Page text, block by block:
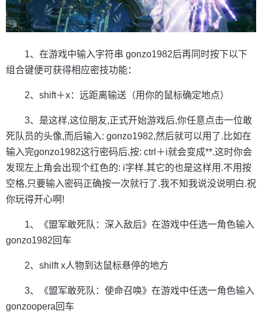
1、在游戏中输入字符串 gonzo1982后再同时按下以下
组合键便可获得相应密技功能：
2、shift＋x：远距离输送（用你的鼠标确定地点）
3、是这样,这位朋友,正式开始游戏后,你任意点击一位敢
死队员的头像,而后输入: gonzo1982,然后就可以用了.比如在
输入完gonzo1982这行密码后,按: ctrl＋i就会变成**.这时你会
发现左上角会出现个红色的: i字样.其它的也是这样用.不用按
空格,只要输入密码正确按一次就行了.我不知我说没说明白.祝
你玩得开心啊!
1、《盟军敢死队：深入敌后》在游戏中任选一角色输入
gonzo1982回车
2、shilft x人物到达鼠标悬停的地方
3、《盟军敢死队：使命召唤》在游戏中任选一角色输入
gonzoopera回车